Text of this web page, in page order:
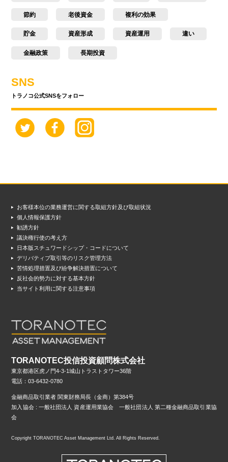
節約 老後資金 複利の効果
貯金 資産形成 資産運用 違い
金融政策 長期投資
SNS
トラノコ公式SNSをフォロー
お客様本位の業務運営に関する取組方針及び取組状況
個人情報保護方針
勧誘方針
議決権行使の考え方
日本版スチュワードシップ・コードについて
デリバティブ取引等のリスク管理方法
苦情処理措置及び紛争解決措置について
反社会的勢力に対する基本方針
当サイト利用に関する注意事項
TORANOTEC投信投資顧問株式会社
東京都港区虎ノ門4-3-1城山トラストタワー36階
電話：03-6432-0780
金融商品取引業者 関東財務局長（金商）第384号
加入協会 : 一般社団法人 資産運用業協会 一般社団法人 第二種金融商品取引業協
会
Copyright TORANOTEC Asset Management Ltd. All Rights Reserved.